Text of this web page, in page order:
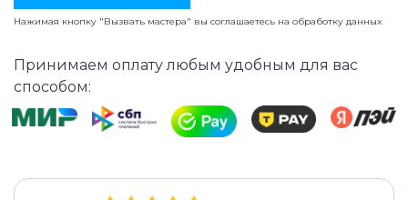
Нажимая кнопку "Вызвать мастера" вы соглашаетесь на обработку данных
Принимаем оплату любым удобным для вас
способом: